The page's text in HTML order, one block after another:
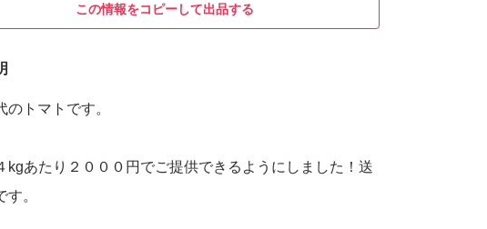
この情報をコピーして出品する
のトマトです。
kgあたり２０００円でご提供できるようにしました！送
す。